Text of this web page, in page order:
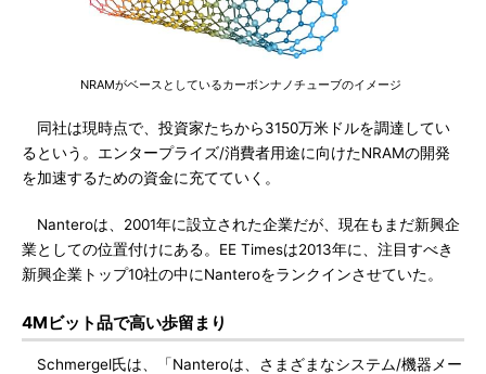
NRAMがベースとしているカーボンナノチューブのイメージ
同社は現時点で、投資家たちから3150万米ドルを調達してい
るという。エンタープライズ/消費者用途に向けたNRAMの開発
を加速するための資金に充てていく。
Nanteroは、2001年に設立された企業だが、現在もまだ新興企
業としての位置付けにある。EE Timesは2013年に、注目すべき
新興企業トップ10社の中にNanteroをランクインさせていた。
4Mビット品で高い歩留まり
Schmergel氏は、「Nanteroは、さまざまなシステム/機器メー